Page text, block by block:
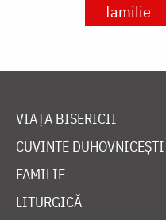
familie
VIAȚA BISERICII
CUVINTE DUHOVNICEȘTI
FAMILIE
LITURGICĂ